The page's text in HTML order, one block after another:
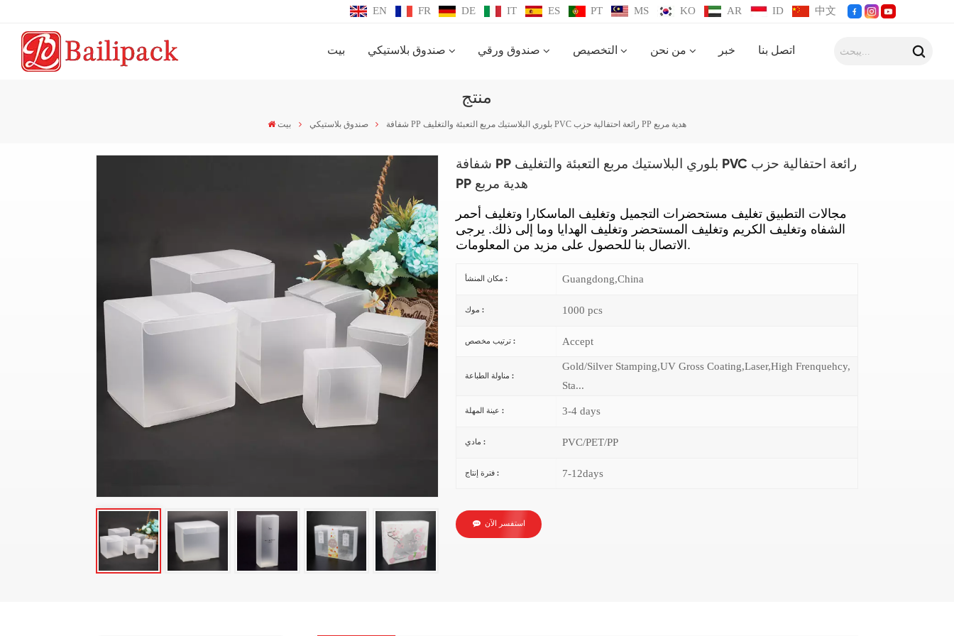
EN FR DE IT ES PT MS KO AR ID 中文
بيت صندوق بلاستيكي صندوق ورقي التخصيص من نحن خبر اتصل بنا
منتج
بيت صندوق بلاستيكي شفافة PP بلوري البلاستيك مربع التعبئة والتغليف PVC رائعة احتفالية حزب PP هدية مربع
شفافة PP بلوري البلاستيك مربع التعبئة والتغليف PVC رائعة احتفالية حزب
PP هدية مربع
مجالات التطبيق تغليف مستحضرات التجميل وتغليف الماسكارا وتغليف أحمر
الشفاه وتغليف الكريم وتغليف المستحضر وتغليف الهدايا وما إلى ذلك. يرجى
الاتصال بنا للحصول على مزيد من المعلومات.
مكان المنشأ : Guangdong,China
موك : 1000 pcs
ترتيب مخصص : Accept
مناولة الطباعة :
Gold/Silver Stamping,UV Gross Coating,Laser,High Frenquehcy,
Sta...
عينة المهلة : 3-4 days
مادي : PVC/PET/PP
فترة إنتاج : 7-12days
استفسر الآن